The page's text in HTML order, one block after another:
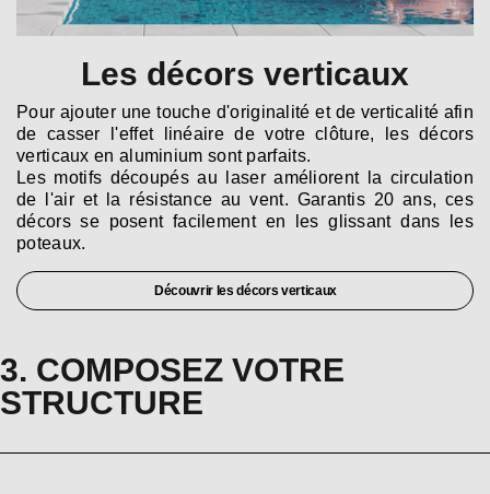
Les décors verticaux
Pour ajouter une touche d'originalité et de verticalité afin
de casser l'effet linéaire de votre clôture, les décors
verticaux en aluminium sont parfaits.
Les motifs découpés au laser améliorent la circulation
de l'air et la résistance au vent. Garantis 20 ans, ces
décors se posent facilement en les glissant dans les
poteaux.
Découvrir les décors verticaux
3. COMPOSEZ VOTRE
STRUCTURE